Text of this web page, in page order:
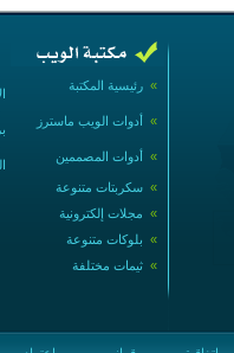
» رئيسية المكتبة
» أدوات الويب ماسترز
» أدوات المصممين
» سكربتات متنوعة
» مجلات إلكترونية
» بلوكات متنوعة
» ثيمات مختلفة